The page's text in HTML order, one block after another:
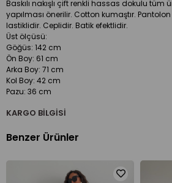
Baskılı nakışlı çift renkli hassas dokulu tüm
yapılması önerilir. Cotton kumaştır.
lastiklidir. Ceplidir. Batik efektlidir.
Üst ölçüsü:
Göğüs: 142 cm
Ön Boy: 61 cm
Arka Boy: 71 cm
Kol Boy: 42 cm
Pazu: 36 cm
Pantolon ölçüsü;
Basen: 128 cm
Boy: 103 cm
KARGO BILGISI
Benzer Ürünler